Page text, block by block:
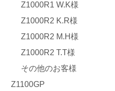
Z1000R1 W.K様
Z1000R2 K.R様
Z1000R2 M.H様
Z1000R2 T.T様
その他のお客様
Z1100GP